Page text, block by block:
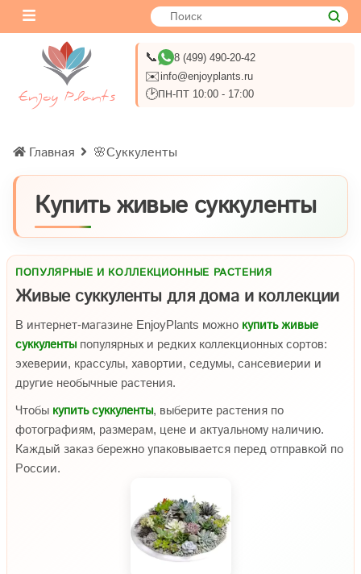
📞 8 (499) 490-20-42
✉️info@enjoyplants.ru
🕑ПН-ПТ 10:00 - 17:00
Главная 🌸Суккуленты
Купить живые суккуленты
ПОПУЛЯРНЫЕ И КОЛЛЕКЦИОННЫЕ РАСТЕНИЯ
Живые суккуленты для дома и коллекции
В интернет-магазине EnjoyPlants можно купить живые
суккуленты популярных и редких коллекционных сортов:
эхеверии, крассулы, хавортии, седумы, сансевиерии и
другие необычные растения.
Чтобы купить суккуленты, выберите растения по
фотографиям, размерам, цене и актуальному наличию.
Каждый заказ бережно упаковывается перед отправкой по
России.